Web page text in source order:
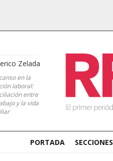
Zelada
en la
laboral:
entre
y la vida
PORTADA SECCIONES